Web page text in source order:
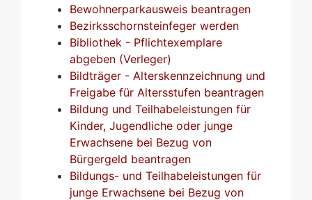
Bewohnerparkausweis beantragen
Bezirksschornsteinfeger werden
Bibliothek - Pflichtexemplare
abgeben (Verleger)
Bildträger - Alterskennzeichnung und
Freigabe für Altersstufen beantragen
Bildung und Teilhabeleistungen für
Kinder, Jugendliche oder junge
Erwachsene bei Bezug von
Bürgergeld beantragen
Bildungs- und Teilhabeleistungen für
junge Erwachsene bei Bezug von